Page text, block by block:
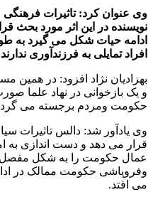
وی عنوان کرد: تاثیرات
نویسنده در این اثر مورد بحث
ادامه حیات شکل می گیرد به
افراد تمایلی به فرزندآوری
بهزادیان نژاد افزود: در
و یک بازخوانی در نهاد علما
حکومت ومردم برجسته می
وی یادآور شد: دالس تاثیرات
قرار می دهد و دست اندازی به
عمال حکومت را به شکل مفصل
وفروپاشی حکومت ممالک در
می افتد.